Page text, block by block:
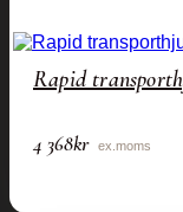
Rapid
4 368kr ex.moms